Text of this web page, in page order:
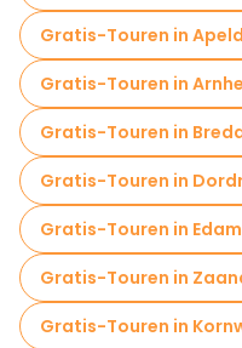
Gratis-Touren in
Gratis-Touren in
Gratis-Touren in
Gratis-Touren in
Gratis-Touren in
Gratis-Touren in
Gratis-Touren in